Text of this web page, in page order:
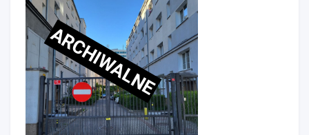
ARCHIWALNE